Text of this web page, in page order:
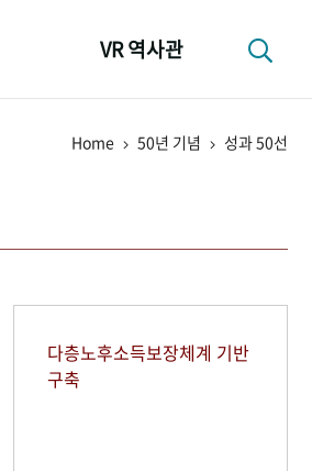
VR 역사관
Home 50년 기념 성과 50선
다층노후소득보장체계 기반
구축